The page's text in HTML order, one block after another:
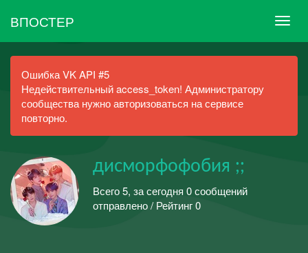
ВПОСТЕР
Ошибка VK API #5
Недействительный access_token! Администратору
сообщества нужно авторизоваться на сервисе
повторно.
дисморфофобия ;;
Всего 5, за сегодня 0 сообщений
отправлено / Рейтинг 0